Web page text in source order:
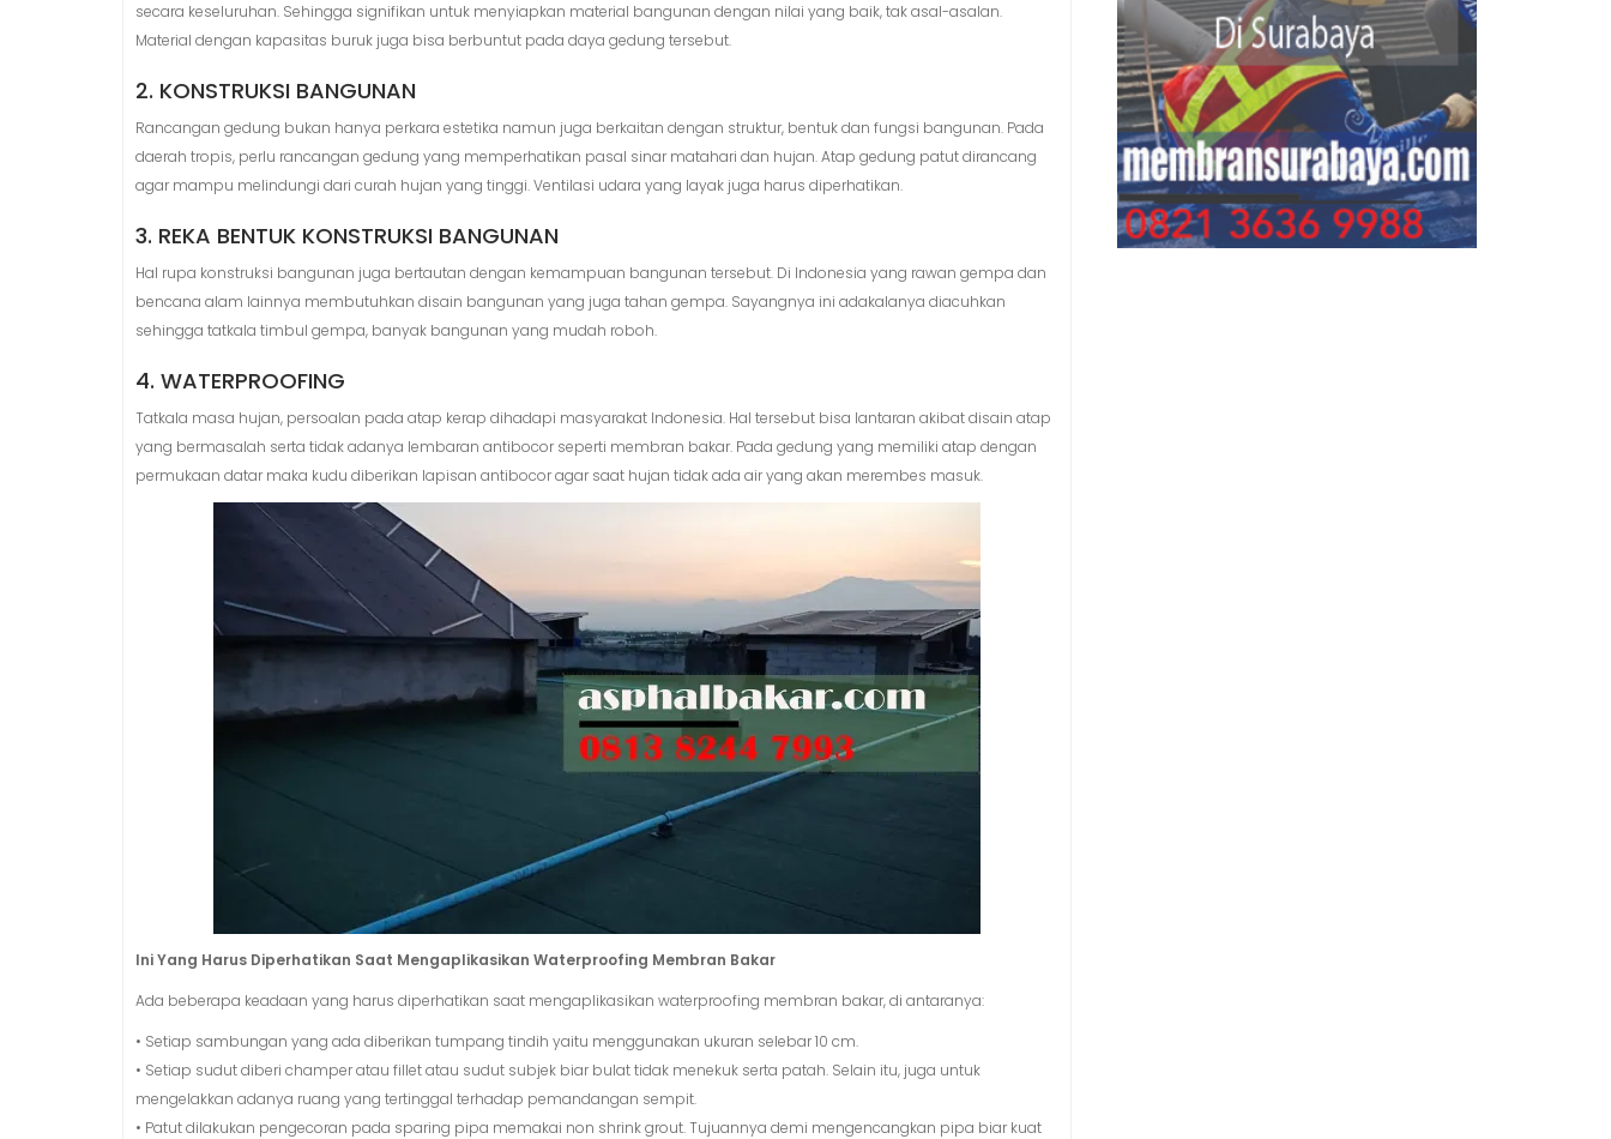
secara keseluruhan. Sehingga signifikan untuk menyiapkan material bangunan dengan nilai yang baik, tak asal-asalan.
Material dengan kapasitas buruk juga bisa berbuntut pada daya gedung tersebut.
2. KONSTRUKSI BANGUNAN
Rancangan gedung bukan hanya perkara estetika namun juga berkaitan dengan struktur, bentuk dan fungsi bangunan. Pada
daerah tropis, perlu rancangan gedung yang memperhatikan pasal sinar matahari dan hujan. Atap gedung patut dirancang
agar mampu melindungi dari curah hujan yang tinggi. Ventilasi udara yang layak juga harus diperhatikan.
3. REKA BENTUK KONSTRUKSI BANGUNAN
Hal rupa konstruksi bangunan juga bertautan dengan kemampuan bangunan tersebut. Di Indonesia yang rawan gempa dan
bencana alam lainnya membutuhkan disain bangunan yang juga tahan gempa. Sayangnya ini adakalanya diacuhkan
sehingga tatkala timbul gempa, banyak bangunan yang mudah roboh.
4. WATERPROOFING
Tatkala masa hujan, persoalan pada atap kerap dihadapi masyarakat Indonesia. Hal tersebut bisa lantaran akibat disain atap
yang bermasalah serta tidak adanya lembaran antibocor seperti membran bakar. Pada gedung yang memiliki atap dengan
permukaan datar maka kudu diberikan lapisan antibocor agar saat hujan tidak ada air yang akan merembes masuk.
Ini Yang Harus Diperhatikan Saat Mengaplikasikan Waterproofing Membran Bakar
Ada beberapa keadaan yang harus diperhatikan saat mengaplikasikan waterproofing membran bakar, di antaranya:
• Setiap sambungan yang ada diberikan tumpang tindih yaitu menggunakan ukuran selebar 10 cm.
• Setiap sudut diberi champer atau fillet atau sudut subjek biar bulat tidak menekuk serta patah. Selain itu, juga untuk
mengelakkan adanya ruang yang tertinggal terhadap pemandangan sempit.
• Patut dilakukan pengecoran pada sparing pipa memakai non shrink grout. Tujuannya demi mengencangkan pipa biar kuat